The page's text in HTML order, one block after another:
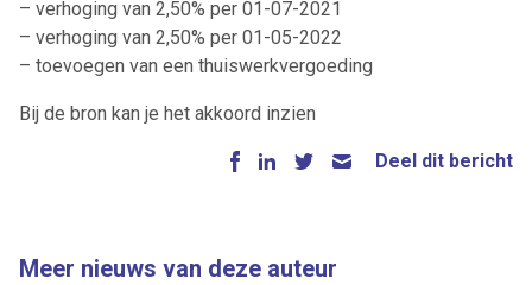
– verhoging van 2,50% per 01-07-2021
– verhoging van 2,50% per 01-05-2022
– toevoegen van een thuiswerkvergoeding
Bij de bron kan je het akkoord inzien
Deel dit bericht
Meer nieuws van deze auteur